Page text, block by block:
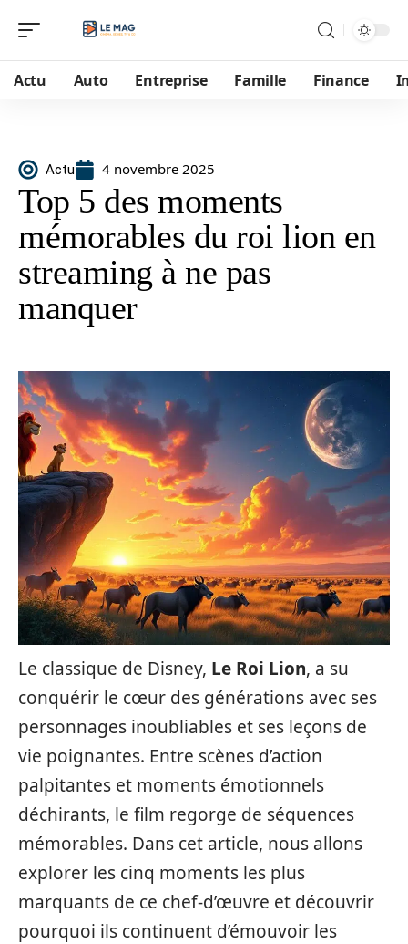
Actu Auto Entreprise Famille Finance
Actu 4 novembre 2025
Top 5 des moments
mémorables du roi lion en
streaming à ne pas
manquer
Le classique de Disney, Le Roi Lion, a su
conquérir le cœur des générations avec ses
personnages inoubliables et ses leçons de
vie poignantes. Entre scènes d’action
palpitantes et moments émotionnels
déchirants, le film regorge de séquences
mémorables. Dans cet article, nous allons
explorer les cinq moments les plus
marquants de ce chef-d’œuvre et découvrir
pourquoi ils continuent d’émouvoir les